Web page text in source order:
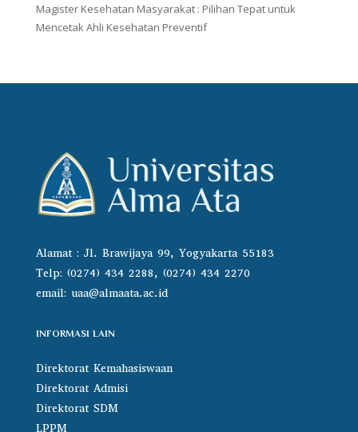
Magister Kesehatan Masyarakat : Pilihan Tepat untuk
Mencetak Ahli Kesehatan Preventif
Alamat : Jl. Brawijaya 99, Yogyakarta 55183
Telp: (0274) 434 2288, (0274) 434 2270
email: uaa@almaata.ac.id
INFORMASI LAIN
Direktorat Kemahasiswaan
Direktorat Admisi
Direktorat SDM
LPPM